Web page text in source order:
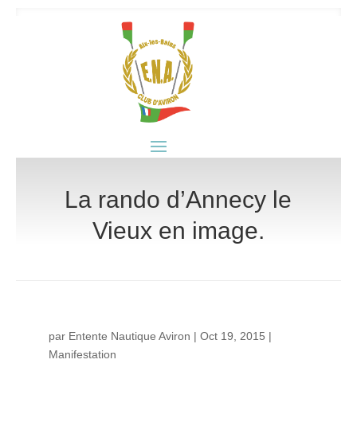
La rando d’Annecy le
Vieux en image.
par Entente Nautique Aviron | Oct 19, 2015 |
Manifestation